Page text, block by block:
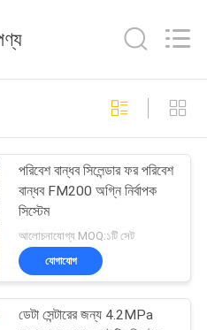
সাপ্রেশন
110
ফায়ার
38
পরিবেশ বান্ধব সিলেন্ডার ফর পরিবেশ
বান্ধব FM200 অগ্নি নির্বাপক
সিস্টেম
আলোচনাযোগ্য MOQ:১টি সেট
যোগাযোগ
ডেটা সেন্টারের জন্য 4.2MPa